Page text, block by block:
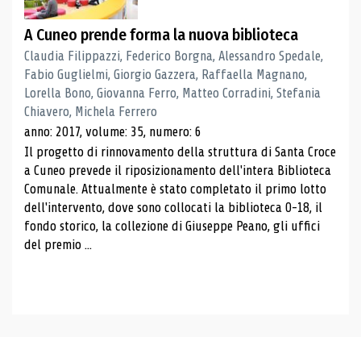
A Cuneo prende forma la nuova biblioteca
Claudia Filippazzi, Federico Borgna, Alessandro Spedale,
Fabio Guglielmi, Giorgio Gazzera, Raffaella Magnano,
Lorella Bono, Giovanna Ferro, Matteo Corradini, Stefania
Chiavero, Michela Ferrero
anno: 2017, volume: 35, numero: 6
Il progetto di rinnovamento della struttura di Santa Croce
a Cuneo prevede il riposizionamento dell'intera Biblioteca
Comunale. Attualmente è stato completato il primo lotto
dell'intervento, dove sono collocati la biblioteca 0-18, il
fondo storico, la collezione di Giuseppe Peano, gli uffici
del premio ...